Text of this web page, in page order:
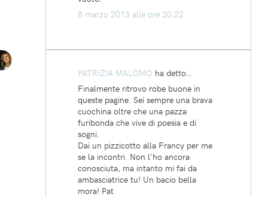
8 marzo 2013 alle ore 20:22
PATRIZIA MALOMO ha detto…
Finalmente ritrovo robe buone in
queste pagine. Sei sempre una brava
cuochina oltre che una pazza
furibonda che vive di poesia e di
sogni.
Dai un pizzicotto alla Francy per me
se la incontri. Non l'ho ancora
conosciuta, ma intanto mi fai da
ambasciatrice tu! Un bacio bella
mora! Pat